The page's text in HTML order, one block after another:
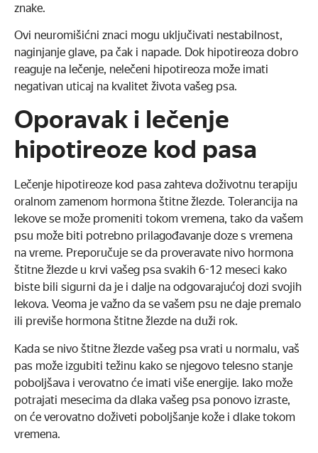
znake.
Ovi neuromišićni znaci mogu uključivati nestabilnost,
naginjanje glave, pa čak i napade. Dok hipotireoza dobro
reaguje na lečenje, nelečeni hipotireoza može imati
negativan uticaj na kvalitet života vašeg psa.
Oporavak i lečenje
hipotireoze kod pasa
Lečenje hipotireoze kod pasa zahteva doživotnu terapiju
oralnom zamenom hormona štitne žlezde. Tolerancija na
lekove se može promeniti tokom vremena, tako da vašem
psu može biti potrebno prilagođavanje doze s vremena
na vreme. Preporučuje se da proveravate nivo hormona
štitne žlezde u krvi vašeg psa svakih 6-12 meseci kako
biste bili sigurni da je i dalje na odgovarajućoj dozi svojih
lekova. Veoma je važno da se vašem psu ne daje premalo
ili previše hormona štitne žlezde na duži rok.
Kada se nivo štitne žlezde vašeg psa vrati u normalu, vaš
pas može izgubiti težinu kako se njegovo telesno stanje
poboljšava i verovatno će imati više energije. Iako može
potrajati mesecima da dlaka vašeg psa ponovo izraste,
on će verovatno doživeti poboljšanje kože i dlake tokom
vremena.